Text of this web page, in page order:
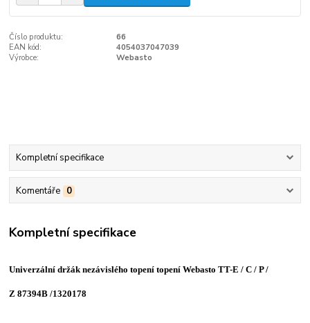
Číslo produktu:
66
EAN kód:
4054037047039
Výrobce:
Webasto
Kompletní specifikace
Komentáře 0
Kompletní specifikace
Univerzální držák nezávislého topení topení Webasto TT-E / C / P /
Z 87394B /1320178